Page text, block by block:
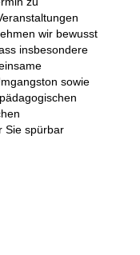
wir bewusst
insbesondere
sowie
Sie spürbar